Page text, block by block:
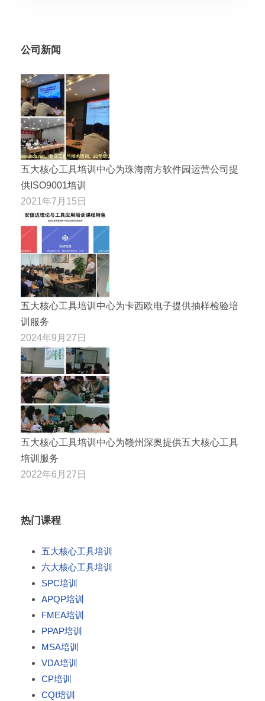
公司新闻
五大核心工具培训中心为珠海南方软件园运营公司提
供ISO9001培训
2021年7月15日
五大核心工具培训中心为卡西欧电子提供抽样检验培
训服务
2024年9月27日
五大核心工具培训中心为赣州深奥提供五大核心工具
培训服务
2022年6月27日
热门课程
五大核心工具培训
六大核心工具培训
SPC培训
APQP培训
FMEA培训
PPAP培训
MSA培训
VDA培训
CP培训
CQI培训